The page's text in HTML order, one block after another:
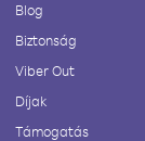
Blog
Biztonság
Viber Out
Díjak
Támogatás